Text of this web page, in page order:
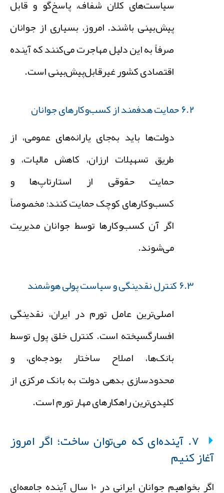
سیاست‌های کلان شفاف، پاسخ‌گو و قابل
پیش‌بینی باشند. امروز، بسیاری از جوانان
صرفاً به این دلیل مهاجرت می‌کنند که آینده
اقتصادی کشور غیرقابل‌پیش‌بینی است.
دولت‌ها باید به‌جای یارانه‌های عمومی، از
طریق تسهیلات ارزان، کاهش مالیات، و
حمایت حقوقی از استارتاپ‌ها و
کسب‌وکارهای کوچک حمایت کنند؛ مخصوصاً
اگر آن کسب‌وکارها توسط جوانان مدیریت
می‌شوند.
۶.۳ کنترل نقدینگی و سیاست پولی هوشمند
اصلی‌ترین عامل تورم در ایران، نقدینگی
افسارگسیخته است. کنترل خلق پول توسط
بانک‌ها، اصلاح ساختار بودجه‌ای، و
محدودسازی بدهی دولت به بانک مرکزی از
کلیدی‌ترین راهکارهای مهار تورم است.
۷. آینده‌ای که می‌توان ساخت؛ اگر امروز
کنیم
اگر بخواهیم جوانان ایرانی در ۱۰ سال آینده جامعه‌ای